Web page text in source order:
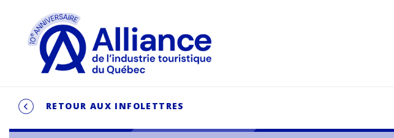
RETOUR AUX INFOLETTRES